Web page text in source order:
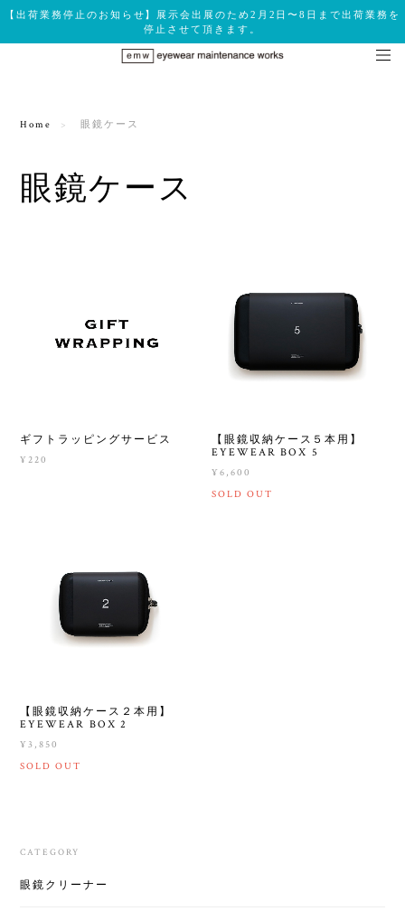
【出荷業務停止のお知らせ】展示会出展のため2月2日〜8日まで出荷業務を
停止させて頂きます。
Home 眼鏡ケース
眼鏡ケース
ギフトラッピングサービス
¥220
【眼鏡収納ケース５本用】
EYEWEAR BOX 5
¥6,600
SOLD OUT
【眼鏡収納ケース２本用】
EYEWEAR BOX 2
¥3,850
SOLD OUT
CATEGORY
眼鏡クリーナー